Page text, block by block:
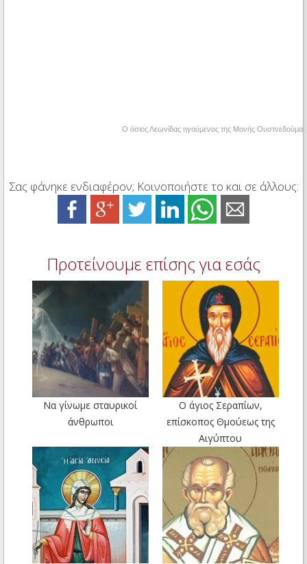
Ο όσιος Λεωνίδας ηγούμενος της Μονής Ουστνεδούμα
Σας φάνηκε ενδιαφέρον; Κοινοποιήστε το και σε άλλους:
Προτείνουμε επίσης για εσάς
Να γίνωμε σταυρικοί
άνθρωποι
Ο άγιος Σεραπίων,
επίσκοπος Θμούεως της
Αιγύπτου